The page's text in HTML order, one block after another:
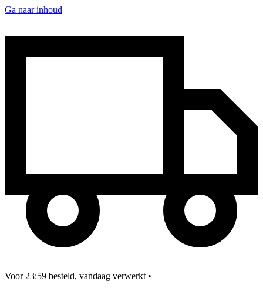
Ga naar inhoud
Voor 23:59 besteld, vandaag verwerkt •